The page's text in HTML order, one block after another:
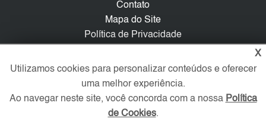
Contato
Mapa do Site
Política de Privacidade
Verificada por
Redes Sociais
X
Utilizamos cookies para personalizar conteúdos e oferecer
uma melhor experiência.
Ao navegar neste site, você concorda com a nossa Política
de Cookies.